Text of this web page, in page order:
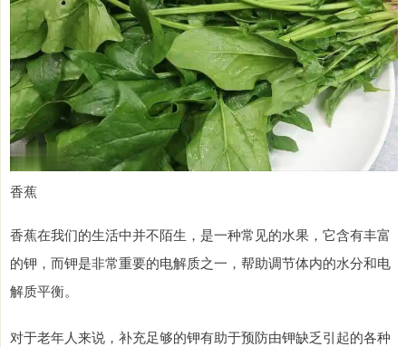
香蕉
香蕉在我们的生活中并不陌生，是一种常见的水果，它含有丰富
的钾，而钾是非常重要的电解质之一，帮助调节体内的水分和电
解质平衡。
对于老年人来说，补充足够的钾有助于预防由钾缺乏引起的各种